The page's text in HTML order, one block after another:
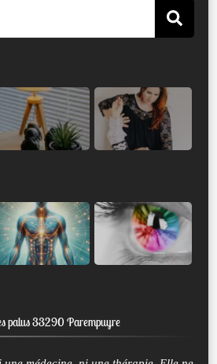
palus 33290 Parempuyre